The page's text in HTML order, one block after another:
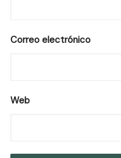
Correo electrónico
Web